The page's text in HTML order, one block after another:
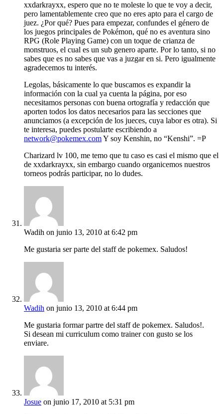
xxdarkrayxx, espero que no te moleste lo que te voy a decir,
pero lamentablemente creo que no eres apto para el cargo de
juez. ¿Por qué? Pues para empezar, confundes el género de
los juegos principales de Pokémon, qué no es aventura sino
RPG (Role Playing Game) con un toque de crianza de
monstruos, el cual es un sub genero aparte. Por lo tanto, si no
sabes que es no sabes que vas a juzgar en si. Pero igualmente
agradecemos tu interés.
Legolas, básicamente lo que buscamos es expandir la
información con la cual ya cuenta la página, por eso
necesitamos personas con buena ortografía y redacción que
aporten todos los datos necesarios para las secciones que
anunciamos (a excepción de los jueces, cuya labor es otra). Si
te interesa, puedes postularte escribiendo a
network@pokemex.comY soy Kenshin, no “Kenshi”. =P
Charizard lv 100, me temo que tu caso es casi el mismo que el
de xxdarkrayxx, sin embargo cuando organicemos nuestros
torneos podrás participar, no lo dudes.
Wadih on junio 13, 2010 at 6:42 pm
Me gustaria ser parte del staff de pokemex. Saludos!
Wadih on junio 13, 2010 at 6:44 pm
Me gustaria formar partre del staff de pokemex. Saludos!.
Si desean mi curriculum como trainer con gusto se los
enviare.
Josue on junio 17, 2010 at 5:31 pm